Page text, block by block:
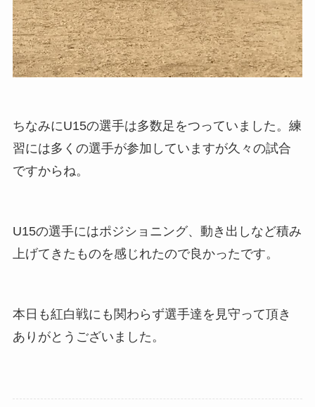
ちなみにU15の選手は多数足をつっていました。練
習には多くの選手が参加していますが久々の試合
ですからね。
U15の選手にはポジショニング、動き出しなど積み
上げてきたものを感じれたので良かったです。
本日も紅白戦にも関わらず選手達を見守って頂き
ありがとうございました。